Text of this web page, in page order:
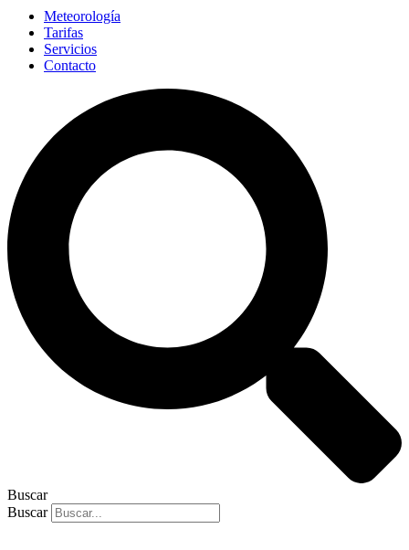
Meteorología
Tarifas
Servicios
Contacto
Buscar
Buscar